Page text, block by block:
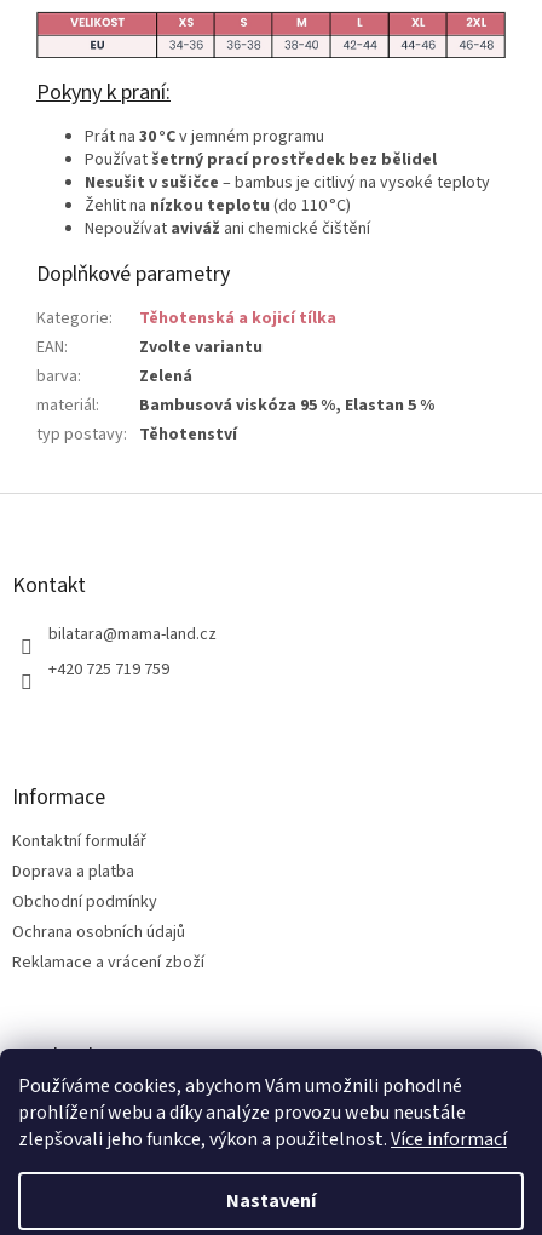
Používáme cookies, abychom Vám umožnili pohodlné
prohlížení webu a díky analýze provozu webu neustále
zlepšovali jeho funkce, výkon a použitelnost.Více informací
Nastavení
Pokyny k praní:
Prát na 30 °Cv jemném programu
Používat šetrný prací prostředek bez bělidel
Nesušit v sušičce – bambus je citlivý na vysoké teploty
Žehlit na nízkou teplotu (do 110 °C)
Nepoužívat aviváž ani chemické čištění
Doplňkové parametry
Kategorie:
Těhotenská a kojicí tílka
EAN:
Zvolte variantu
barva:
Zelená
materiál:
Bambusová viskóza 95 %, Elastan 5 %
typ postavy: Těhotenství
Z
Kontakt
bilatara@mama-land.cz
+420 725 719 759
Informace
Kontaktní formulář
Doprava a platba
Obchodní podmínky
Ochrana osobních údajů
Reklamace a vrácení zboží
Facebook